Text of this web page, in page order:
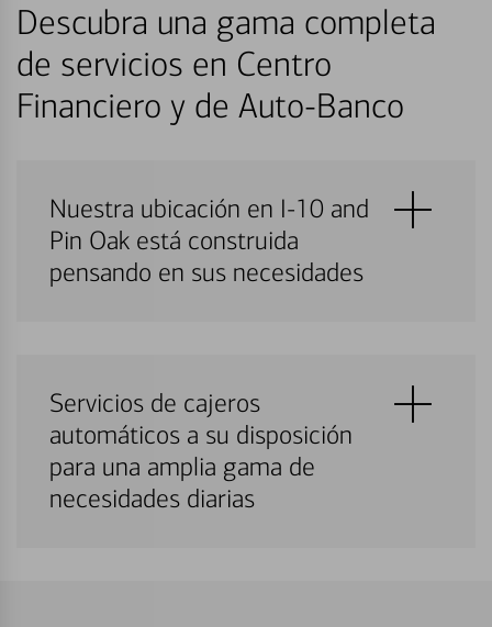
Descubra una gama completa
de servicios en Centro
Financiero y de Auto-Banco
Nuestra ubicación en I-10 and
Pin Oak está construida
pensando en sus necesidades
Servicios de cajeros
automáticos a su disposición
para una amplia gama de
necesidades diarias